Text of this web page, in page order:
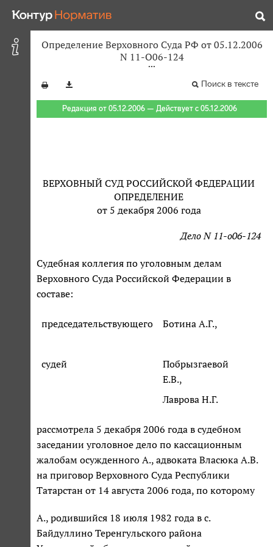
Определение Верховного Суда РФ от 05.12.2006
N 11-О06-124
Поиск в тексте
Редакция от 05.12.2006 — Действует с 05.12.2006
ВЕРХОВНЫЙ СУД РОССИЙСКОЙ ФЕДЕРАЦИИ
ОПРЕДЕЛЕНИЕ
от 5 декабря 2006 года
Дело N 11-о06-124
Судебная коллегия по уголовным делам
Верховного Суда Российской Федерации в
составе:
председательствующего Ботина А.Г.,
судей
Побрызгаевой
Е.В.,
Лаврова Н.Г.
рассмотрела 5 декабря 2006 года в судебном
заседании уголовное дело по кассационным
жалобам осужденного А., адвоката Власюка А.В.
на приговор Верховного Суда Республики
Татарстан от 14 августа 2006 года, по которому
А., родившийся 18 июля 1982 года в с.
Байдуллино Теренгульского района